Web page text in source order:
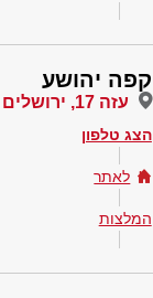
קפה יהושע
עזה 17, ירושלים
הצג טלפון
לאתר
המלצות